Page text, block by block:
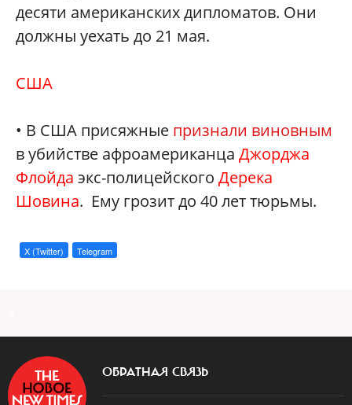
десяти американских дипломатов. Они
должны уехать до 21 мая.
США
• В США присяжные признали виновным
в убийстве афроамериканца Джорджа
Флойда экс-полицейского Дерека
Шовина. Ему грозит до 40 лет тюрьмы.
X (Twitter) Telegram
ОБРАТНАЯ СВЯЗЬ